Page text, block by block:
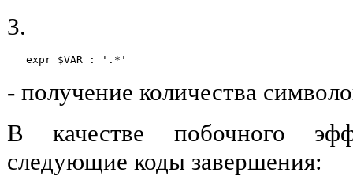
3.
   expr $VAR : '.*'
- получение количества
В качестве побочного
следующие коды завершения: